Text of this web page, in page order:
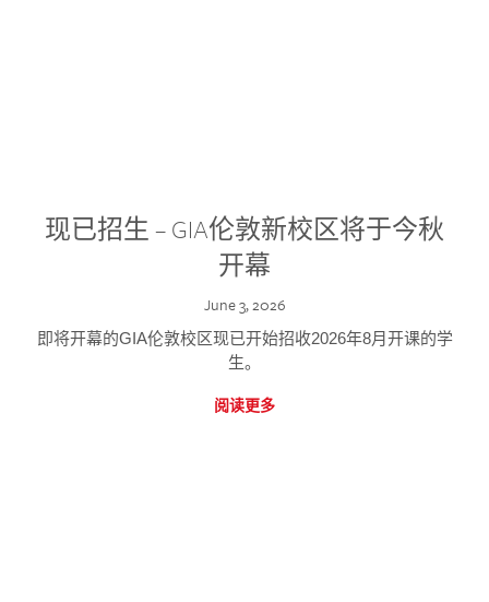
现已招生 – GIA伦敦新校区将于今秋
开幕
June 3, 2026
即将开幕的GIA伦敦校区现已开始招收2026年8月开课的学
生。
阅读更多